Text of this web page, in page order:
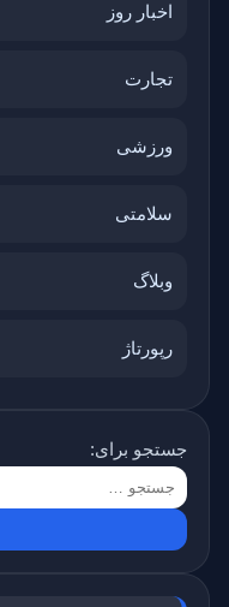
اخبار روز
تجارت
ورزشی
سلامتی
وبلاگ
رپورتاژ
جستجو برای: